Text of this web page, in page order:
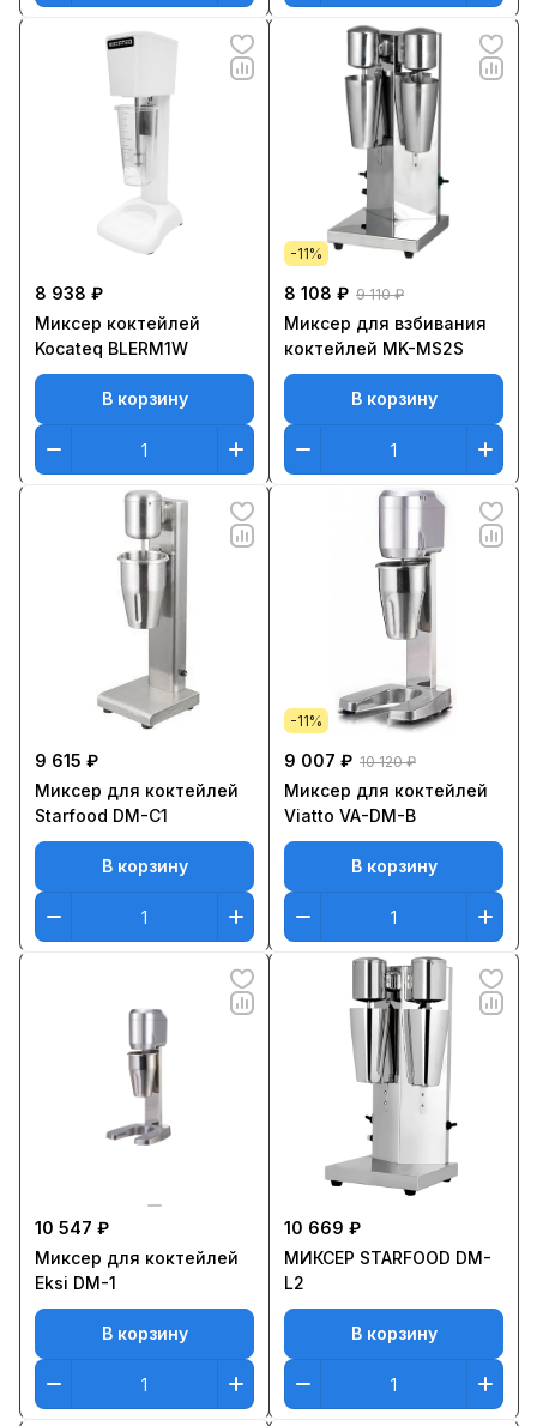
8 938 ₽
Миксер коктейлей
Kocateq BLERM1W
В корзину
-11%
8 108 ₽ 9 110 ₽
Миксер для взбивания
коктейлей MK-MS2S
В корзину
9 615 ₽
Миксер для коктейлей
Starfood DM-C1
В корзину
-11%
9 007 ₽ 10 120 ₽
Миксер для коктейлей
Viatto VA-DM-B
В корзину
10 547 ₽
Миксер для коктейлей
Eksi DM-1
В корзину
10 669 ₽
МИКСЕР STARFOOD DM-
L2
В корзину